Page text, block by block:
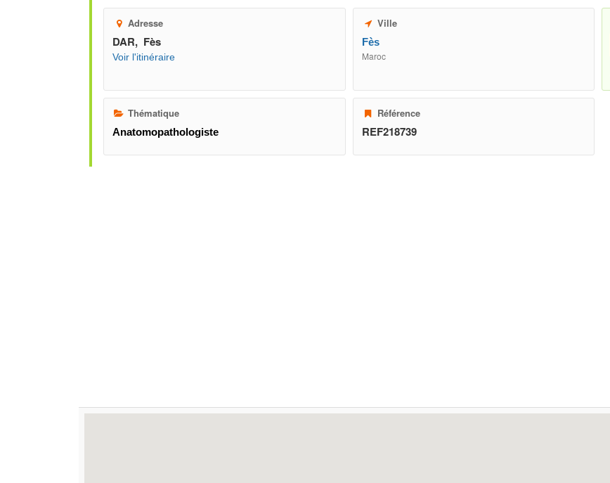
Adresse
DAR, Fès
Voir l'itinéraire
Ville
Fès
Maroc
Thématique
Anatomopathologiste
Référence
REF218739